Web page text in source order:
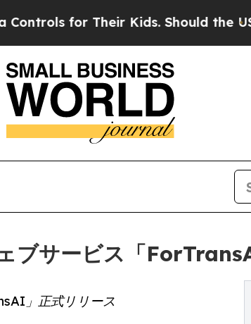
for Their Kids. Should the US?The
ブサービス「
」正式リリース